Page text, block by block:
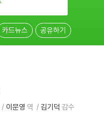
카드뉴스 공유하기
이문영 역 김기덕 감수